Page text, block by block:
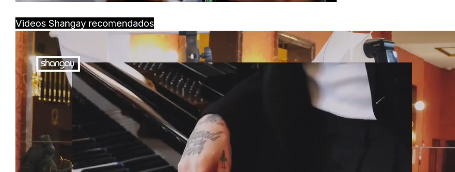
Videos Shangay recomendados